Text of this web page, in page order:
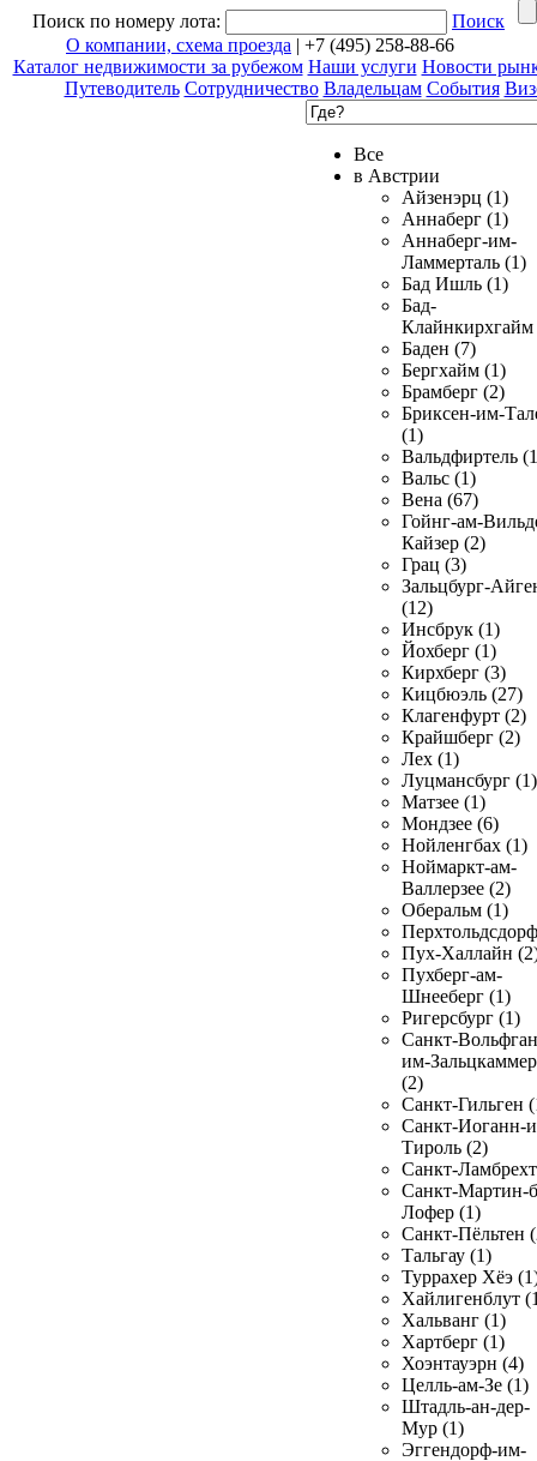
Поиск по номеру лота:
Поиск
О компании, схема проезда | +7 (495) 258-88-66
Каталог недвижимости за рубежом Наши услуги Новости
Путеводитель Сотрудничество Владельцам События
Все
в Австрии
Айзенэрц (1)
Аннаберг (1)
Аннаберг-им-
Ламмерталь (1)
Бад Ишль (1)
Бад-
Клайнкирхгайм
Баден (7)
Бергхайм (1)
Брамберг (2)
Бриксен-им-
(1)
Вальдфиртель
Вальс (1)
Вена (67)
Гойнг-ам-
Кайзер (2)
Грац (3)
Зальцбург-
(12)
Инсбрук (1)
Йохберг (1)
Кирхберг (3)
Кицбюэль (27)
Клагенфурт (2)
Крайшберг (2)
Лех (1)
Луцмансбург (1)
Матзее (1)
Мондзее (6)
Нойленгбах (1)
Ноймаркт-ам-
Валлерзее (2)
Оберальм (1)
Пух-Халлайн
Пухберг-ам-
Шнееберг (1)
Ригерсбург (1)
Санкт-
им-
(2)
Санкт-Гильген
Санкт-Иоганн-
Тироль (2)
Санкт-
Санкт-Мартин-
Лофер (1)
Санкт-Пёльтен
Тальгау (1)
Туррахер Хёэ
Хайлигенблут
Хальванг (1)
Хартберг (1)
Хоэнтауэрн (4)
Целль-ам-Зе (1)
Штадль-ан-дер-
Мур (1)
Эггендорф-им-